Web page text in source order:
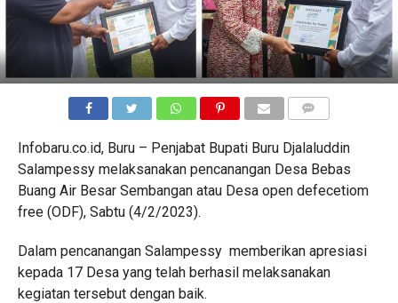
Infobaru.co.id, Buru – Penjabat Bupati Buru Djalaluddin
Salampessy melaksanakan pencanangan Desa Bebas
Buang Air Besar Sembangan atau Desa open defecetiom
free (ODF), Sabtu (4/2/2023).
Dalam pencanangan Salampessy memberikan apresiasi
kepada 17 Desa yang telah berhasil melaksanakan
kegiatan tersebut dengan baik.